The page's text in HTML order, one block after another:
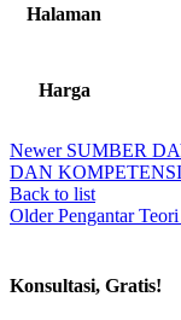
Halaman
Harga
Newer SUMBER
DAN
Back to list
Older Pengantar
Konsultasi, Gratis!